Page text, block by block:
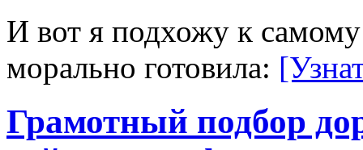
И вот я подхожу к
морально готовила:
Грамотный подбор